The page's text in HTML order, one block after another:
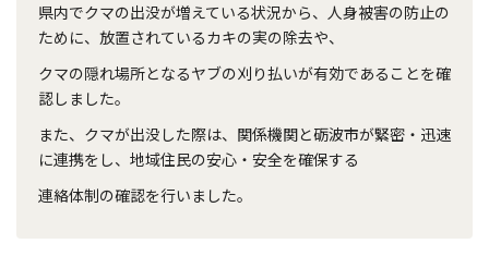
県内でクマの出没が増えている状況から、人身被害の防止の
ために、放置されているカキの実の除去や、
クマの隠れ場所となるヤブの刈り払いが有効であることを確
認しました。
また、クマが出没した際は、関係機関と砺波市が緊密・迅速
に連携をし、地域住民の安心・安全を確保する
連絡体制の確認を行いました。